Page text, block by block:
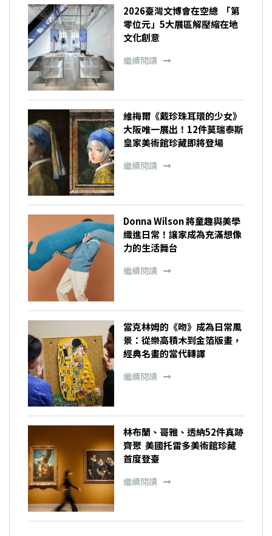
2026臺灣文博會在空總 「第
零位元」5大展區解壓縮在地
文化創意
繼續閱讀
維梅爾《戴珍珠耳環的少女》
大阪唯一展出！12件莫瑞泰斯
皇家美術館珍藏即將登場
繼續閱讀
Donna Wilson 將童趣與美學
織進日常！讓家成為充滿想像
力的生活舞台
繼續閱讀
當克林姆的《吻》成為日常風
景：從樂高積木到金箔版畫，
經典名畫的當代轉譯
繼續閱讀
林布蘭、哥雅、透納52件真跡
齊聚 美國托雷多美術館珍藏
首度登臺
繼續閱讀